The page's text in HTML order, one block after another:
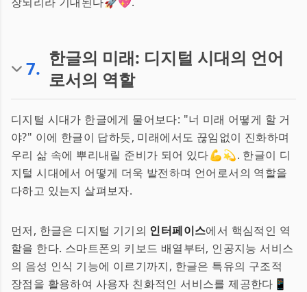
7. 한글의 미래: 디지털 시대의 언어
로서의 역할
디지털 시대가 한글에게 물어보다: "너 미래 어떻게 할 거
야?" 이에 한글이 답하듯, 미래에서도 끊임없이 진화하며
우리 삶 속에 뿌리내릴 준비가 되어 있다💪💫. 한글이 디
지털 시대에서 어떻게 더욱 발전하며 언어로서의 역할을
다하고 있는지 살펴보자.
먼저, 한글은 디지털 기기의 인터페이스에서 핵심적인 역
할을 한다. 스마트폰의 키보드 배열부터, 인공지능 서비스
의 음성 인식 기능에 이르기까지, 한글은 특유의 구조적
장점을 활용하여 사용자 친화적인 서비스를 제공한다📱